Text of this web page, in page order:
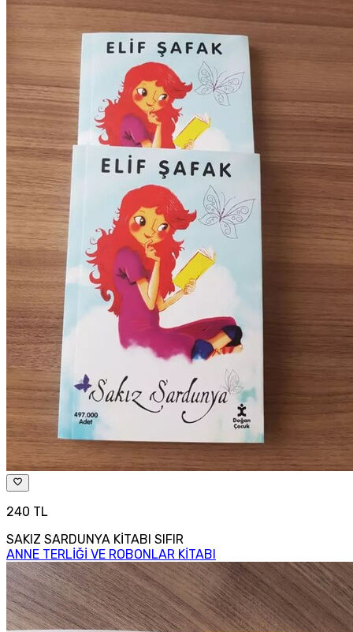
240 TL
SAKIZ SARDUNYA KİTABI SIFIR
ANNE TERLİĞİ VE ROBONLAR KİTABI